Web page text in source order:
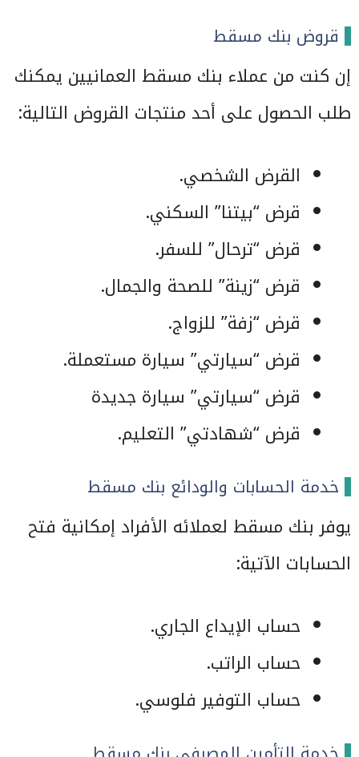
قروض بنك مسقط
إن كنت من عملاء بنك مسقط العمانيين يمكنك
طلب الحصول على أحد منتجات القروض التالية:
القرض الشخصي.
قرض “بيتنا” السكني.
قرض “ترحال” للسفر.
قرض “زينة” للصحة والجمال.
قرض “زفة” للزواج.
قرض “سيارتي” سيارة مستعملة.
قرض “سيارتي” سيارة جديدة
قرض “شهادتي” التعليم.
خدمة الحسابات والودائع بنك مسقط
يوفر بنك مسقط لعملائه الأفراد إمكانية فتح
الحسابات الآتية:
حساب الإيداع الجاري.
حساب الراتب.
حساب التوفير فلوسي.